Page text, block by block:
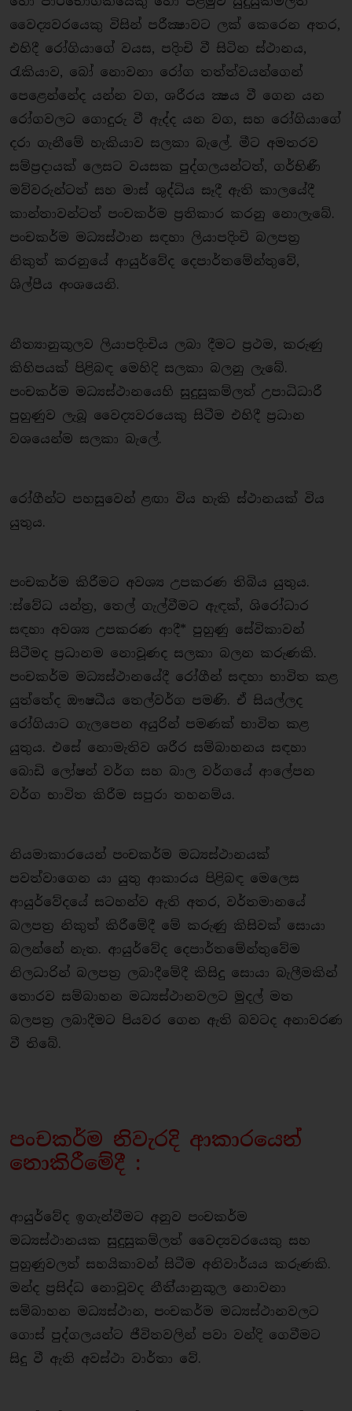
වෛද්‍යවරයෙකු විසින් පරීක්‍ෂාවට ලක් කෙරෙන අතර,
එහිදී රෝගියාගේ වයස, පදිංචි වී සිටින ස්ථානය,
රැකියාව, බෝ නොවනා රෝග තත්ත්වයන්ගෙන්
පෙළෙන්නේද යන්න වග, ශරීරය ක්‍ෂය වී ගෙන යන
රෝගවලට ගොදුරු වී ඇද්ද යන වග, සහ රෝගියාගේ
දරා ගැනීමේ හැකියාව සලකා බැලේ. මීට අමතරව
සම්ප‍්‍රදායක් ලෙසට වයසක පුද්ගලයන්ටත්, ගර්භිණී
මව්වරුන්ටත් සහ මාස් ශුද්ධිය සෑදී ඇති කාලයේදී
කාන්තාවන්ටත් පංචකර්ම ප‍්‍රතිකාර කරනු නොලැබේ.
පංචකර්ම මධ්‍යස්ථාන සඳහා ලියාපදිංචි බලපත‍්‍ර
නිකුත් කරනුයේ ආයුර්වේද දෙපාර්තමේන්තුවේ,
ශිල්පීය අංශයෙනි.
නීත්‍යානුකූලව ලියාපදිංචිය ලබා දීමට ප‍්‍රථම, කරුණු
කිහිපයක් පිළිබඳ මෙහිදි සලකා බලනු ලැබේ.
පංචකර්ම මධ්‍යස්ථානයෙහි සුදුසුකම්ලත් උපාධිධාරී
පුහුණුව ලැබූ වෛද්‍යවරයෙකු සිටීම එහිදී ප‍්‍රධාන
වශයෙන්ම සලකා බැලේ.
රෝගීන්ට පහසුවෙන් ළඟා විය හැකි ස්ථානයක් විය
යුතුය.
පංචකර්ම කිරීමට අවශ්‍ය උපකරණ තිබිය යුතුය.
:ස්වේධ යන්ත‍්‍ර, තෙල් ගැල්වීමට ඇඳක්, ශිරෝධාර
සඳහා අවශ්‍ය උපකරණ ආදී* පුහුණු සේවිකාවන්
සිටීමද ප‍්‍රධානම නොවූණද සලකා බලන කරුණකි.
පංචකර්ම මධ්‍යස්ථානයේදී රෝගීන් සඳහා භාවිත කළ
යුත්තේද ඖෂධීය තෙල්වර්ග පමණි. ඒ සියල්ලද
රෝගියාට ගැලපෙන අයුරින් පමණක් භාවිත කළ
යුතුය. එසේ නොමැතිව ශරීර සම්බාහනය සඳහා
බොඩි ලෝෂන් වර්ග සහ බාල වර්ගයේ ආලේපන
වර්ග භාවිත කිරීම සපුරා තහනම්ය.
නියමාකාරයෙන් පංචකර්ම මධ්‍යස්ථානයක්
පවත්වාගෙන යා යුතු ආකාරය පිළිබඳ මෙලෙස
ආයුර්වේදයේ සටහන්ව ඇති අතර, වර්තමානයේ
බලපත‍්‍ර නිකුත් කිරීමේදී මේ කරුණු කිසිවක් සොයා
බලන්නේ නැත. ආයුර්වේද දෙපාර්තමේන්තුවේම
නිලධාරින් බලපත‍්‍ර ලබාදීමේදී කිසිදු සොයා බැලීමකින්
තොරව සම්බාහන මධ්‍යස්ථානවලට මුදල් මත
බලපත‍්‍ර ලබාදීමට පියවර ගෙන ඇති බවටද අනාවරණ
වී තිබේ.
පංචකර්ම නිවැරදි ආකාරයෙන්
නොකිරීමේදී :
ආයුර්වේද ඉගැන්වීමට අනුව පංචකර්ම
මධ්‍යස්ථානයක සුදුසුකම්ලත් වෛද්‍යවරයෙකු සහ
පුහුණුවලත් සහයිකාවන් සිටීම අනිවාර්යය කරුණකි.
මන්ද ප‍්‍රසිද්ධ නොවූවද නීති්‍යානුකූල නොවනා
සම්බාහන මධ්‍යස්ථාන, පංචකර්ම මධ්‍යස්ථානවලට
ගොස් පුද්ගලයන්ට ජීවිතවලින් පවා වන්දි ගෙවීමට
සිදු වී ඇති අවස්ථා වාර්තා වේ.